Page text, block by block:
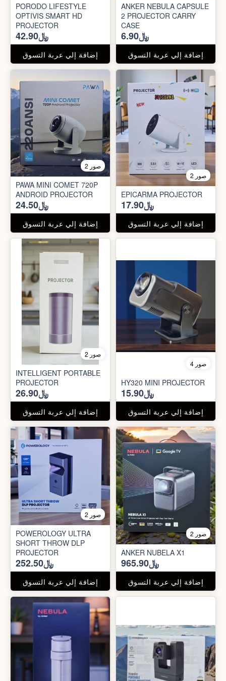
PORODO LIFESTYLE
OPTIVIS SMART HD
PROJECTOR
﷼42.90
إضافة إلي عربة التسوق
ANKER NEBULA CAPSULE
2 PROJECTOR CARRY
CASE
﷼6.90
إضافة إلي عربة التسوق
2 صور
PAWA MINI COMET 720P
ANDROID PROJECTOR
﷼24.50
إضافة إلي عربة التسوق
2 صور
EPICARMA PROJECTOR
﷼17.90
إضافة إلي عربة التسوق
2 صور
INTELLIGENT PORTABLE
PROJECTOR
﷼26.90
إضافة إلي عربة التسوق
4 صور
HY320 MINI PROJECTOR
﷼15.90
إضافة إلي عربة التسوق
2 صور
POWEROLOGY ULTRA
SHORT THROW DLP
PROJECTOR
﷼252.50
إضافة إلي عربة التسوق
2 صور
ANKER NUBELA X1
﷼965.90
إضافة إلي عربة التسوق